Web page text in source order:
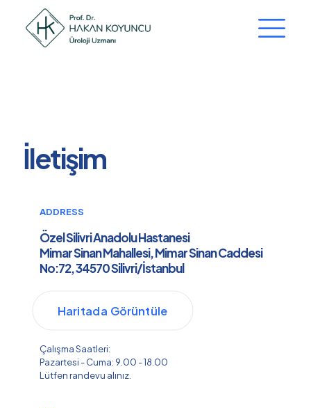
İletişim
ADDRESS
Özel Silivri Anadolu Hastanesi
Mimar Sinan Mahallesi, Mimar Sinan Caddesi
No:72, 34570 Silivri/İstanbul
Haritada Görüntüle
Çalışma Saatleri:
Pazartesi - Cuma: 9.00 - 18.00
Lütfen randevu alınız.